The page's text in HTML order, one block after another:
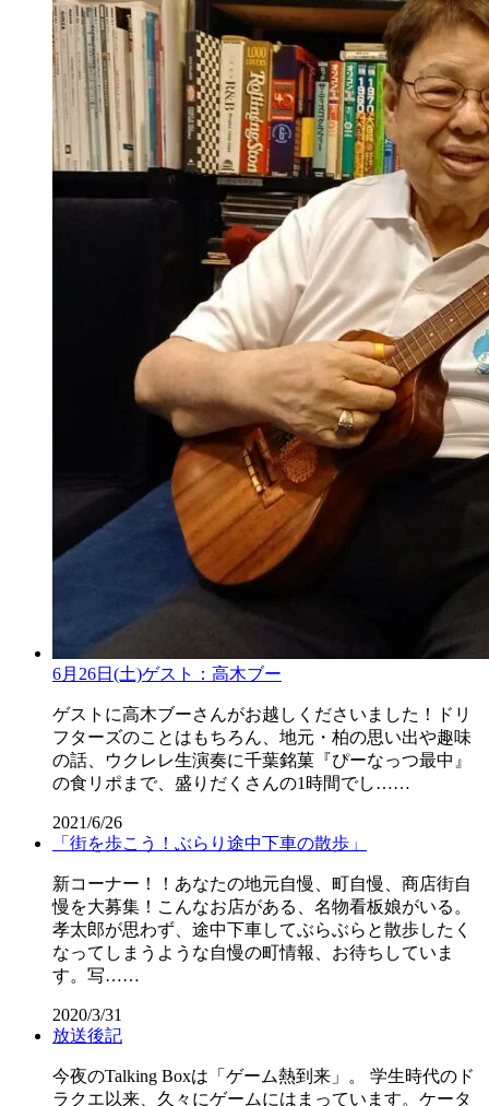
6月26日(土)ゲスト：高木ブー
ゲストに高木ブーさんがお越しくださいました！ドリ
フターズのことはもちろん、地元・柏の思い出や趣味
の話、ウクレレ生演奏に千葉銘菓『ぴーなっつ最中』
の食リポまで、盛りだくさんの1時間でし……
2021/6/26
「街を歩こう！ぶらり途中下車の散歩」
新コーナー！！あなたの地元自慢、町自慢、商店街自
慢を大募集！こんなお店がある、名物看板娘がいる。
孝太郎が思わず、途中下車してぶらぶらと散歩したく
なってしまうような自慢の町情報、お待ちしていま
す。写……
2020/3/31
放送後記
今夜のTalking Boxは「ゲーム熱到来」。 学生時代のド
ラクエ以来、久々にゲームにはまっています。ケータ